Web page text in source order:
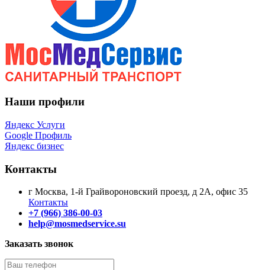
Наши профили
Яндекс Услуги
Google Профиль
Яндекс бизнес
Контакты
г Москва, 1-й Грайвороновский проезд, д 2А, офис 35
Контакты
+7 (966) 386-00-03
help@mosmedservice.su
Заказать звонок